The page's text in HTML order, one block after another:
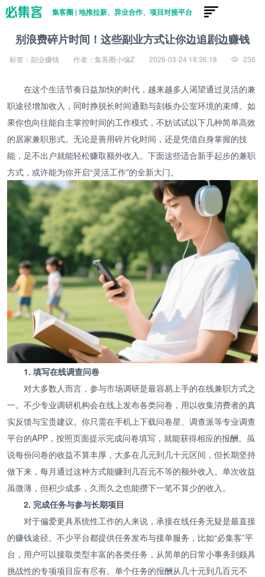
集客圈 | 地推拉新、异业合作、项目对接平台
别浪费碎片时间！这些副业方式让你边追剧边赚钱
标签：副业赚钱 作者：集客圈小编Z 2026-03-24 18:36:18 236
在这个生活节奏日益加快的时代，越来越多人渴望通过灵活的兼
职途径增加收入，同时挣脱长时间通勤与刻板办公室环境的束缚。如
果你也向往能自主掌控时间的工作模式，不妨试试以下几种简单高效
的居家兼职形式。无论是善用碎片化时间，还是凭借自身掌握的技
能，足不出户就能轻松赚取额外收入。下面这些适合新手起步的兼职
方式，或许能为你开启“灵活工作”的全新大门。
1. 填写在线调查问卷
对大多数人而言，参与市场调研是最容易上手的在线兼职方式之
一。不少专业调研机构会在线上发布各类问卷，用以收集消费者的真
实反馈与宝贵建议。你只需在手机上下载问卷星、调查派等专业调查
平台的APP，按照页面提示完成问卷填写，就能获得相应的报酬。虽
说每份问卷的收益不算丰厚，大多在几元到几十元区间，但长期坚持
做下来，每月通过这种方式能赚到几百元不等的额外收入。单次收益
虽微薄，但积少成多，久而久之也能攒下一笔不算少的收入。
2. 完成任务与参与长期项目
对于偏爱更具系统性工作的人来说，承接在线任务无疑是最直接
的赚钱途径。不少平台都提供任务发布与接单服务，比如“必集客”平
台，用户可以接取类型丰富的各类任务，从简单的日常小事务到颇具
挑战性的专项项目应有尽有。单个任务的报酬从几十元到几百元不